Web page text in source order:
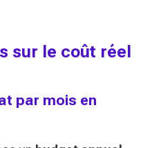
sur le coût réel
par mois en